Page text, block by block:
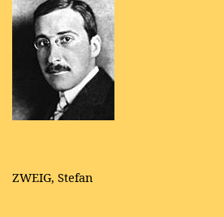
ZWEIG, Stefan